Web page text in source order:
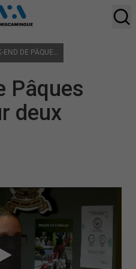
WEEK-END DE PÂQUES TRAGIQUE POUR DEUX FEMMES
Pâques
deux